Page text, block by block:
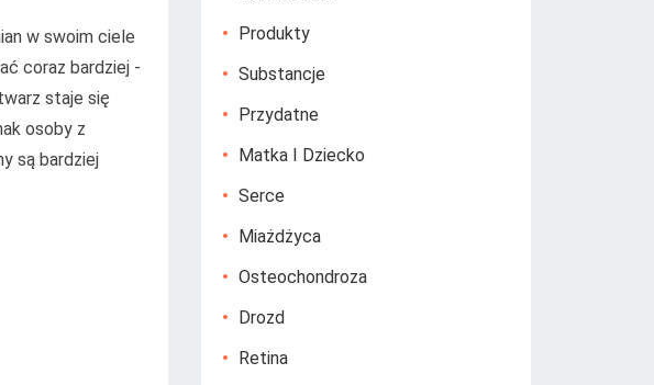
w swoim ciele
coraz bardziej -
staje się
osoby z
są bardziej
Produkty
Substancje
Przydatne
Matka I Dziecko
Serce
Miażdżyca
Osteochondroza
Drozd
Retina